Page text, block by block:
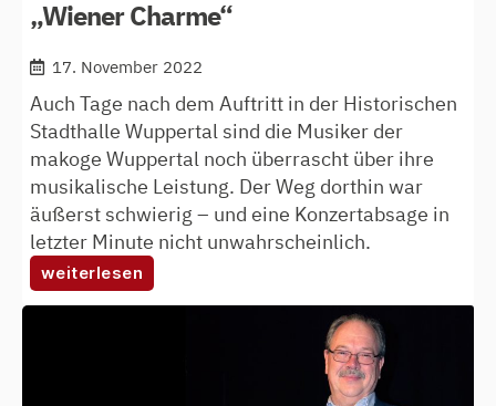
„Wiener Charme“
17. November 2022
Auch Tage nach dem Auftritt in der Historischen
Stadthalle Wuppertal sind die Musiker der
makoge Wuppertal noch überrascht über ihre
musikalische Leistung. Der Weg dorthin war
äußerst schwierig – und eine Konzertabsage in
letzter Minute nicht unwahrscheinlich.
weiterlesen
so
schön